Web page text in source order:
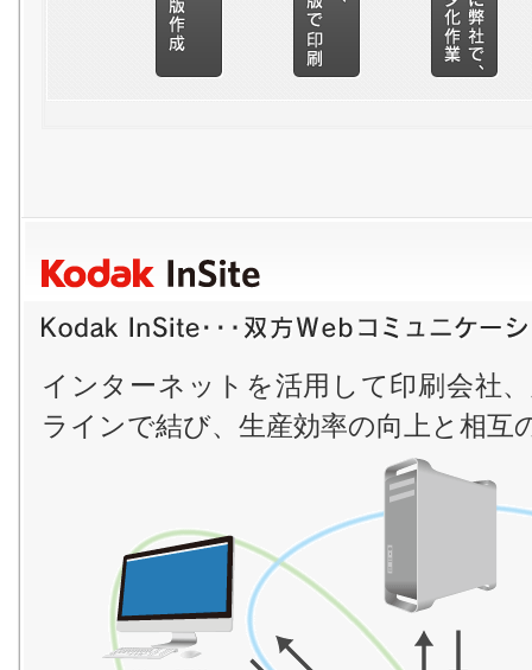
インターネットを活用して印刷会社
ラインで結び、生産効率の向上と相互